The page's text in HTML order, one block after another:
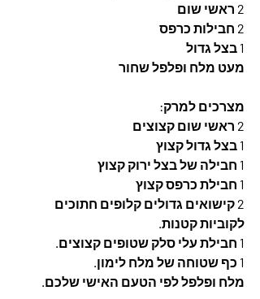
2 ראשי שום
2 חבילות כרפס
1 בצל גדול
מעט מלח ופלפל שחור
מצרכים למרק:
2 ראשי שום קצוצים
1 בצל גדול קצוץ
1 חבילה של בצל ירוק קצוץ
1 חבילת כרפס קצוץ
2 קישואים גדולים קלופים חתוכים
לקוביות קטנות.
1 חבילת עלי סלק שטופים קצוצים.
1 כף שטוחה של מלח לימון.
מלח ופלפל לפי הטעם האישי שלכם.